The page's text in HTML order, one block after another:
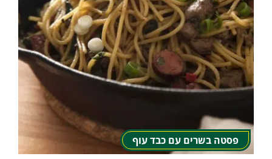
פסטה בשרים עם כבד עוף